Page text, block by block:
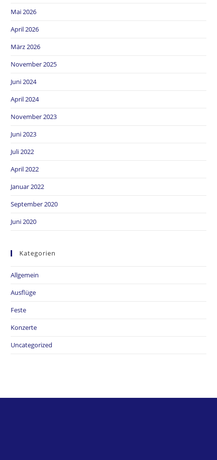
Mai 2026
April 2026
März 2026
November 2025
Juni 2024
April 2024
November 2023
Juni 2023
Juli 2022
April 2022
Januar 2022
September 2020
Juni 2020
Kategorien
Allgemein
Ausflüge
Feste
Konzerte
Uncategorized